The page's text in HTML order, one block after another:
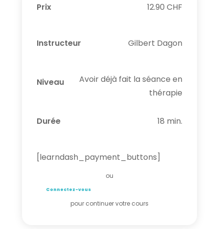
Prix 12.90 CHF
Instructeur Gilbert Dagon
Niveau
Avoir déjà fait la séance en
thérapie
Durée 18 min.
[learndash_payment_buttons]
ou
Connectez-vous
pour continuer votre cours